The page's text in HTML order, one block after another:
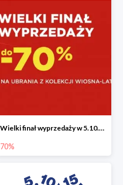
Wielki finał wyprzedaży w 5.10.15 do -70%
70%